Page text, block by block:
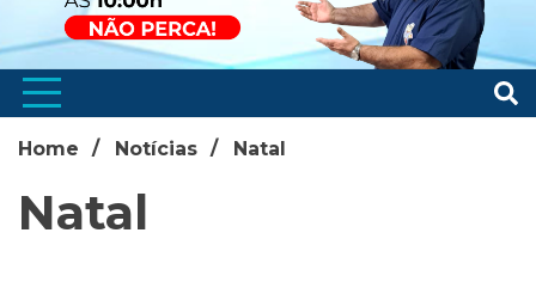
Home Notícias Natal
Natal